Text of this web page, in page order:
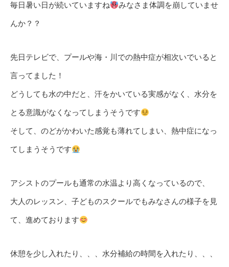
毎日暑い日が続いていますね みなさま体調を崩していませ
んか？？
先日テレビで、プールや海・川での熱中症が相次いでいると
言ってました！
どうしても水の中だと、汗をかいている実感がなく、水分を
とる意識がなくなってしまうそうです
そして、のどがかわいた感覚も薄れてしまい、熱中症になっ
てしまうそうです
アシストのプールも通常の水温より高くなっているので、
大人のレッスン、子どものスクールでもみなさんの様子を見
て、進めております
休憩を少し入れたり、、、水分補給の時間を入れたり、、、